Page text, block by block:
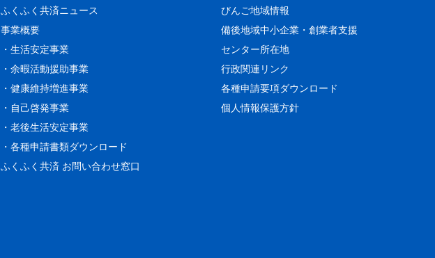
ふくふく共済ニュース
事業概要
・生活安定事業
・余暇活動援助事業
・健康維持増進事業
・自己啓発事業
・老後生活安定事業
・各種申請書類ダウンロード
ふくふく共済 お問い合わせ窓口
びんご地域情報
備後地域中小企業・創業者支援
センター所在地
行政関連リンク
各種申請要項ダウンロード
個人情報保護方針